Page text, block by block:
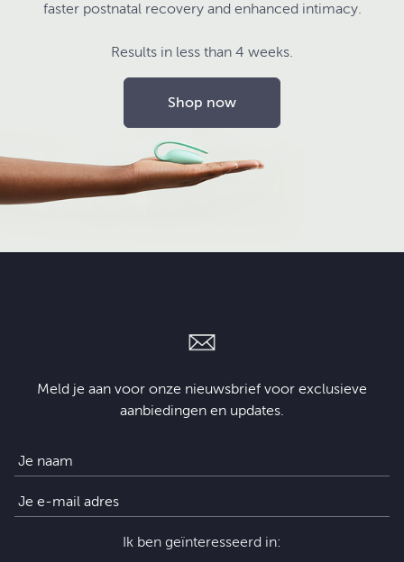
faster postnatal recovery and enhanced intimacy.
Results in less than 4 weeks.
Shop now
Meld je aan voor onze nieuwsbrief voor exclusieve
aanbiedingen en updates.
Ik ben geïnteresseerd in: